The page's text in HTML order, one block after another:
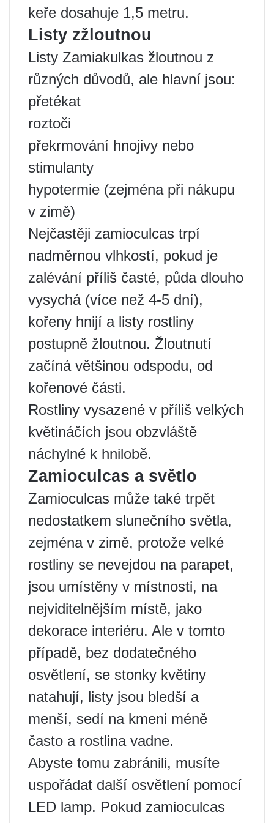
keře dosahuje 1,5 metru.
Listy zžloutnou
Listy Zamiakulkas žloutnou z
různých důvodů, ale hlavní jsou:
přetékat
roztoči
překrmování hnojivy nebo
stimulanty
hypotermie (zejména při nákupu
v zimě)
Nejčastěji zamioculcas trpí
nadměrnou vlhkostí, pokud je
zalévání příliš časté, půda dlouho
vysychá (více než 4-5 dní),
kořeny hnijí a listy rostliny
postupně žloutnou. Žloutnutí
začíná většinou odspodu, od
kořenové části.
Rostliny vysazené v příliš velkých
květináčích jsou obzvláště
náchylné k hnilobě.
Zamioculcas a světlo
Zamioculcas může také trpět
nedostatkem slunečního světla,
zejména v zimě, protože velké
rostliny se nevejdou na parapet,
jsou umístěny v místnosti, na
nejviditelnějším místě, jako
dekorace interiéru. Ale v tomto
případě, bez dodatečného
osvětlení, se stonky květiny
natahují, listy jsou bledší a
menší, sedí na kmeni méně
často a rostlina vadne.
Abyste tomu zabránili, musíte
uspořádat další osvětlení pomocí
LED lamp. Pokud zamioculcas